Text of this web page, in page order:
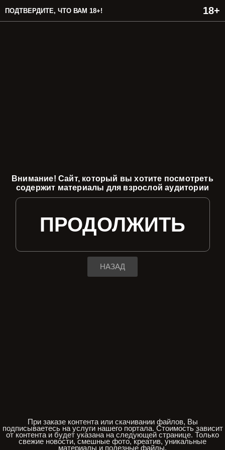
ПОДТВЕРДИТЕ, ЧТО ВАМ 18+!
Внимание! Сайт, который вы хотите посмотреть
содержит материалы для взрослой аудитории
ПРОДОЛЖИТЬ
НАЗАД
При заказе контента или скачивании файлов, Вы
подписываетесь на услуги нашего портала. Стоимость зависит
от контента и будет указана на следующей странице. Только
свежие новости, смешные фото, креатив, уникальные
материалы и полезные файлы.